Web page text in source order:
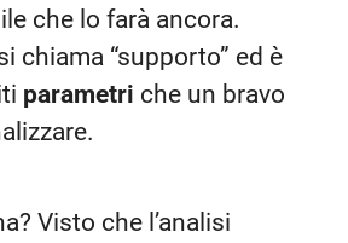
che lo farà ancora.
chiama “supporto” ed è
parametri che un bravo
Visto che l’analisi